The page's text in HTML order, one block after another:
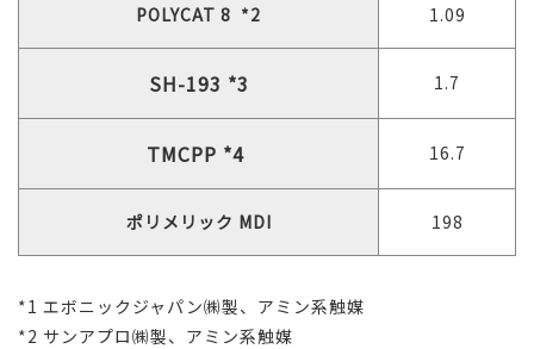
POLYCAT 8 *2 1.09
SH-193 *3 1.7
TMCPP *4 16.7
ポリメリック MDI 198
*1 エボニックジャパン㈱製、アミン系触媒
*2 サンアプロ㈱製、アミン系触媒